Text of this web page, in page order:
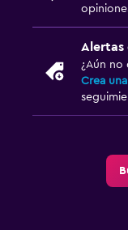
Alertas
¿Aún no
Crea